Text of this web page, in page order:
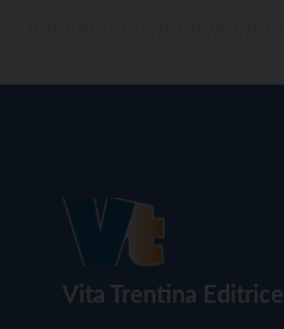
Vita Trentina Editrice